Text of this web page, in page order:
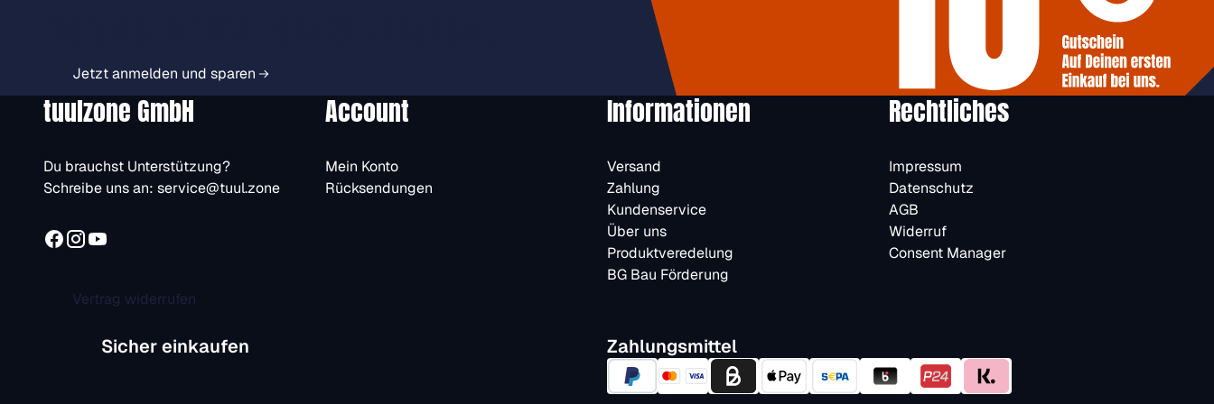
Jetzt anmelden und sparen
tuulzone GmbH
Du brauchst Unterstützung?
Schreibe uns an: service@tuul.zone
Vertrag widerrufen
Account
Mein Konto
Rücksendungen
Informationen
Versand
Zahlung
Kundenservice
Über uns
Produktveredelung
BG Bau Förderung
Rechtliches
Impressum
Datenschutz
AGB
Widerruf
Consent Manager
Sicher einkaufen Zahlungsmittel